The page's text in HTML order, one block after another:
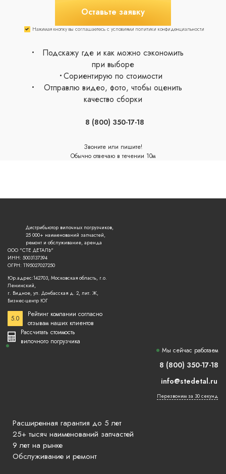
Оставьте заявку
Нажимая кнопку вы соглашаетесь с условиями политики конфиденциальности
Подскажу где и как можно сэкономить
при выборе
Сориентирую по стоимости
Отправлю видео, фото, чтобы оценить
качество сборки
8 (800) 350-17-18
Звоните или пишите!
Обычно отвечаю в течении 10м
Дистрибьютор вилочных погрузчиков,
25 000+ наименований запчастей,
ремонт и обслуживание, аренда
ООО "СТЕ ДЕТАЛЬ"
ИНН: 5003137394
ОГРН: 1195027027250
Юр.адрес:142703, Московская область, г.о.
Ленинский,
г. Видное, ул. Донбасская д. 2, лит. Ж,
Бизнес-центр ЮГ
5.0
Рейтинг компании согласно
отзывам наших клиентов
Рассчитать стоимость
вилочного погрузчика
Мы сейчас работаем
8 (800) 350-17-18
info@stedetal.ru
Перезвоним за 30 секунд
Расширенная гарантия до 5 лет
25+ тысяч наименований запчастей
9 лет на рынке
Обслуживание и ремонт